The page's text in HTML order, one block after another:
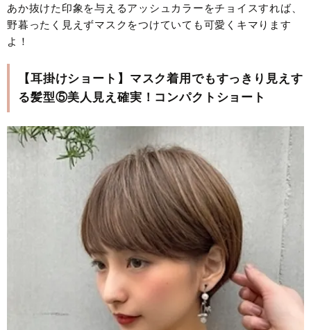
あか抜けた印象を与えるアッシュカラーをチョイスすれば、
野暮ったく見えずマスクをつけていても可愛くキマります
よ！
【耳掛けショート】マスク着用でもすっきり見えす
る髪型⑤美人見え確実！コンパクトショート